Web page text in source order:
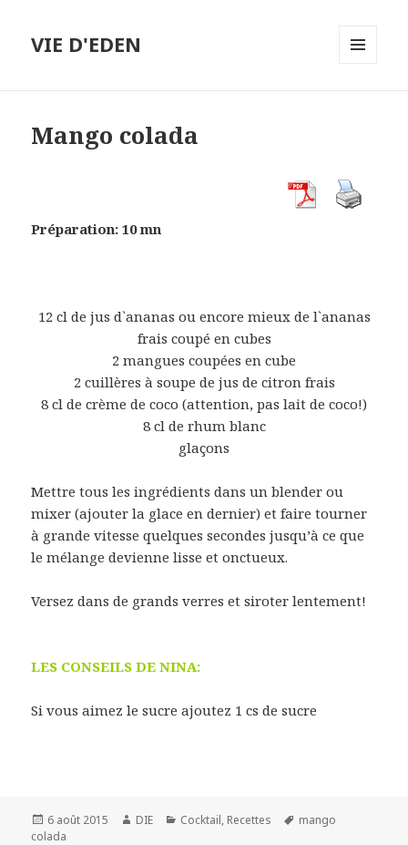
VIE D'EDEN
Mango colada
Préparation: 10 mn
12 cl de jus d`ananas ou encore mieux de l`ananas
frais coupé en cubes
2 mangues coupées en cube
2 cuillères à soupe de jus de citron frais
8 cl de crème de coco (attention, pas lait de coco!)
8 cl de rhum blanc
glaçons
Mettre tous les ingrédients dans un blender ou
mixer (ajouter la glace en dernier) et faire tourner
à grande vitesse quelques secondes jusqu’à ce que
le mélange devienne lisse et onctueux.
Versez dans de grands verres et siroter lentement!
LES CONSEILS DE NINA:
Si vous aimez le sucre ajoutez 1 cs de sucre
Publié
le
6 août 2015 Auteur
DIE Catégories
Cocktail, Recettes
Mots-
mango
colada